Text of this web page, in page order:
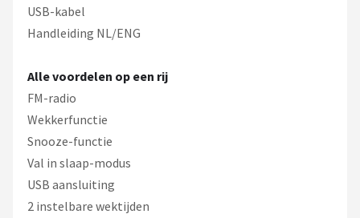
USB-kabel
Handleiding NL/ENG
Alle voordelen op een rij
FM-radio
Wekkerfunctie
Snooze-functie
Val in slaap-modus
USB aansluiting
2 instelbare wektijden